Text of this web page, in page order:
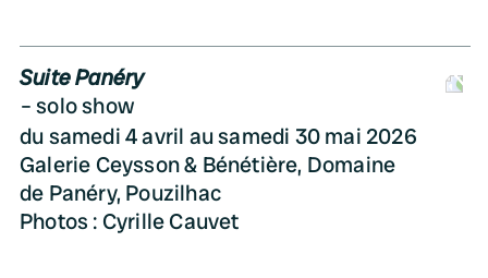
Suite Panéry
solo show
du samedi 4 avril au samedi 30 mai 2026
Galerie Ceysson & Bénétière, Domaine
de Panéry, Pouzilhac
Photos : Cyrille Cauvet